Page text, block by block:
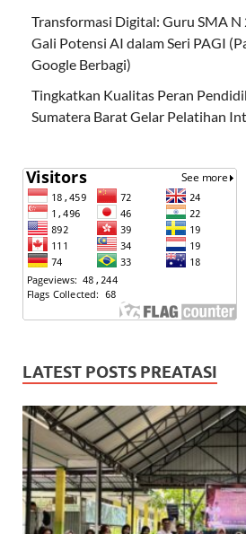
Transformasi Digital: Guru SMA N
Gali Potensi AI dalam Seri PAGI
Google Berbagi)
Tingkatkan Kualitas Peran
Sumatera Barat Gelar Pelatihan
LATEST POSTS PREATASI